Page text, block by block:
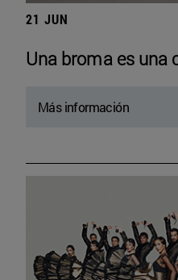
21 JUN
Una broma es una
Más información